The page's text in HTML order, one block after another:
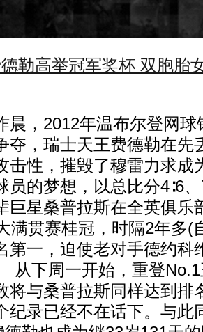
勒高举冠军奖杯 双胞胎
，2012年温布尔登网球
夺，瑞士天王费德勒在先
击性，摧毁了穆雷力求成
的梦想，以总比分4∶6、
巨星桑普拉斯在全英俱乐
满贯赛桂冠，时隔2年多(
第一，迫使老对手德约科
从下周一开始，重登
将与桑普拉斯同样达到排
纪录已经不在话下。与此